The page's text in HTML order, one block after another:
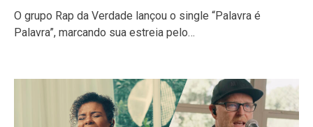
O grupo Rap da Verdade lançou o single “Palavra é
Palavra”, marcando sua estreia pelo…